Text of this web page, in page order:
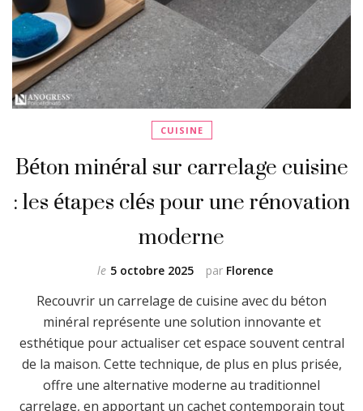
CUISINE
Béton minéral sur carrelage cuisine
: les étapes clés pour une rénovation
moderne
par Florence
le 5 octobre 2025
Recouvrir un carrelage de cuisine avec du béton
minéral représente une solution innovante et
esthétique pour actualiser cet espace souvent central
de la maison. Cette technique, de plus en plus prisée,
offre une alternative moderne au traditionnel
carrelage, en apportant un cachet contemporain tout